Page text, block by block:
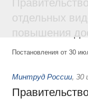
отдельных
повышения
Постановления от 30
Минтруд России, 30